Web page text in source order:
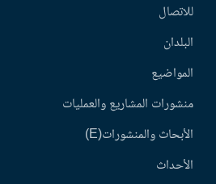
للاتصال
البلدان
المواضيع
منشورات المشاريع والعمليات
الأبحاث والمنشورات(E)
الأحداث